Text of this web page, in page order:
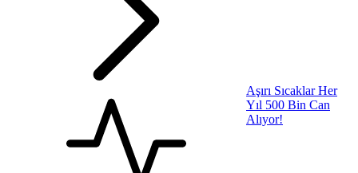
Aşırı Sıcaklar Her
Yıl 500 Bin Can
Alıyor!